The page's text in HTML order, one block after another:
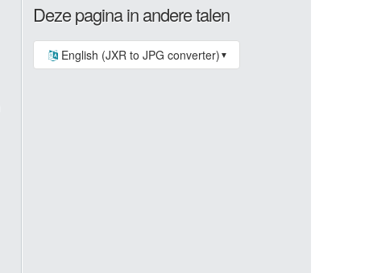
Deze pagina in andere talen
English (JXR to JPG converter) ▼